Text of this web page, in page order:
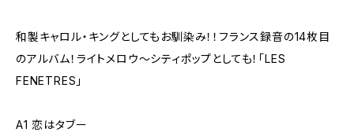
和製キャロル・キングとしてもお馴染み！！フランス録音の14枚目
のアルバム！ライトメロウ〜シティポップとしても！「LES
FENETRES」
A1 恋はタブー